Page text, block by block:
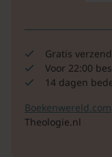
Gratis
Voor 22:00
14 dagen
Boekenwereld.com
Theologie.nl